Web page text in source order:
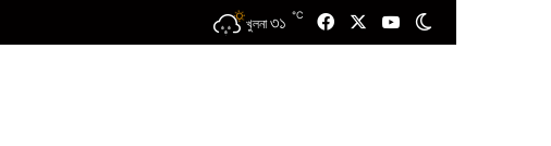
খুলনা ৩১ ℃ FacebookYouTube